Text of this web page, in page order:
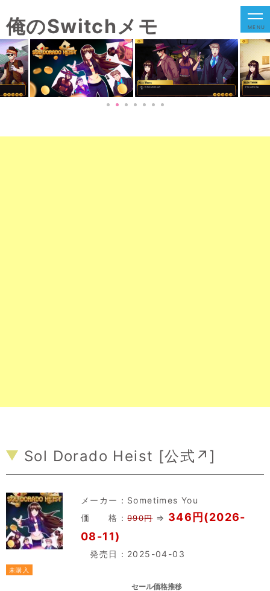
俺のSwitchメモ MENU
Sol Dorado Heist [公式↗]
メーカー： Sometimes You
価 格： 990円⇒ 346円(2026-
08-11)
発売日：2025-04-03
未購入